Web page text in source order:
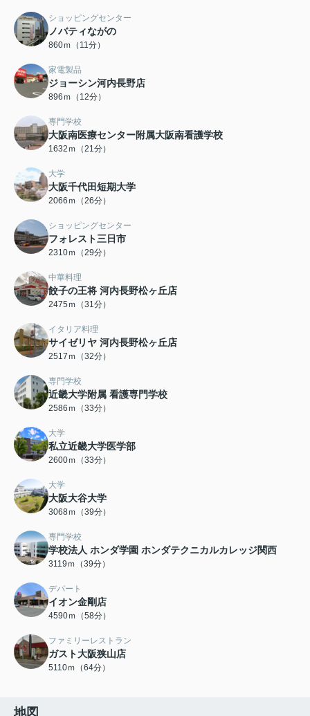
ショッピングセンター
ノバティながの
860ｍ（11分）
家電製品
ジョーシン河内長野店
896ｍ（12分）
専門学校
大阪南医療センター附属大阪南看護学校
1632ｍ（21分）
大学
大阪千代田短期大学
2066ｍ（26分）
ショッピングセンター
フォレスト三日市
2310ｍ（29分）
中華料理
餃子の王将 河内長野松ヶ丘店
2475ｍ（31分）
イタリア料理
サイゼリヤ 河内長野松ヶ丘店
2517ｍ（32分）
専門学校
近畿大学附属 看護専門学校
2586ｍ（33分）
大学
私立近畿大学医学部
2600ｍ（33分）
大学
大阪大谷大学
3068ｍ（39分）
専門学校
学校法人 ホンダ学園 ホンダテクニカルカレッジ関西
3119ｍ（39分）
デパート
イオン金剛店
4590ｍ（58分）
ファミリーレストラン
ガスト大阪狭山店
5110ｍ（64分）
地図